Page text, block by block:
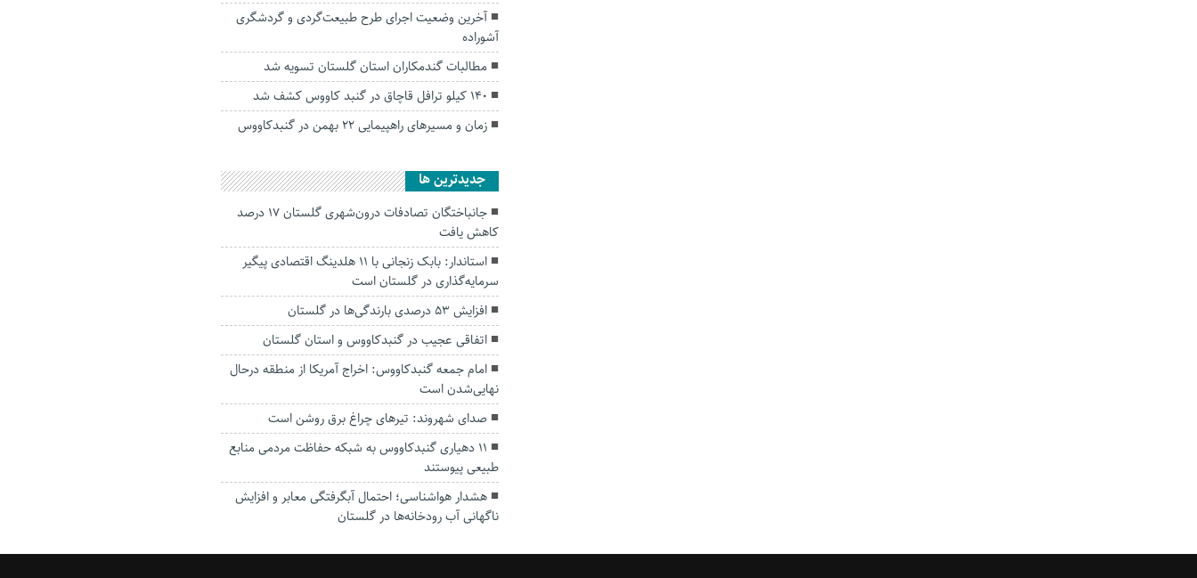
آخرین وضعیت اجرای طرح طبیعت‌گردی و گردشگری
آشوراده
مطالبات گندمکاران استان گلستان تسویه شد
۱۴۰ کیلو ترافل قاچاق در گنبد کاووس کشف شد
زمان و مسیر‌های راهپیمایی ۲۲ بهمن در گنبدکاووس
جديدترين ها
جانباختگان تصادفات درون‌شهری گلستان ۱۷ درصد
کاهش یافت
استاندار: بابک زنجانی با ۱۱ هلدینگ اقتصادی پیگیر
سرمایه‌گذاری در گلستان است
افزایش ۵۳ درصدی بارندگی‌ها در گلستان
اتفاقی عجیب در‌ گنبدکاووس و استان گلستان
امام جمعه گنبدکاووس: اخراج آمریکا از منطقه درحال
نهایی‌شدن است
صدای شهروند: تیرهای چراغ برق روشن است
۱۱ دهیاری گنبدکاووس به شبکه حفاظت مردمی منابع
طبیعی پیوستند
هشدار هواشناسی؛ احتمال آبگرفتگی معابر و افزایش
ناگهانی آب رودخانه‌ها در گلستان